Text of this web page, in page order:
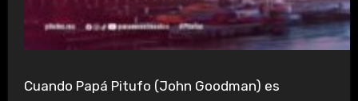
Cuando Papá Pitufo (John Goodman) es